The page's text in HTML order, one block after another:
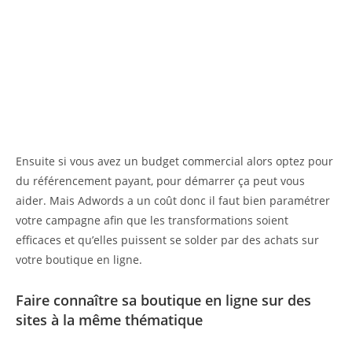
Ensuite si vous avez un budget commercial alors optez pour
du référencement payant, pour démarrer ça peut vous
aider. Mais Adwords a un coût donc il faut bien paramétrer
votre campagne afin que les transformations soient
efficaces et qu’elles puissent se solder par des achats sur
votre boutique en ligne.
Faire connaître sa boutique en ligne sur des
sites à la même thématique